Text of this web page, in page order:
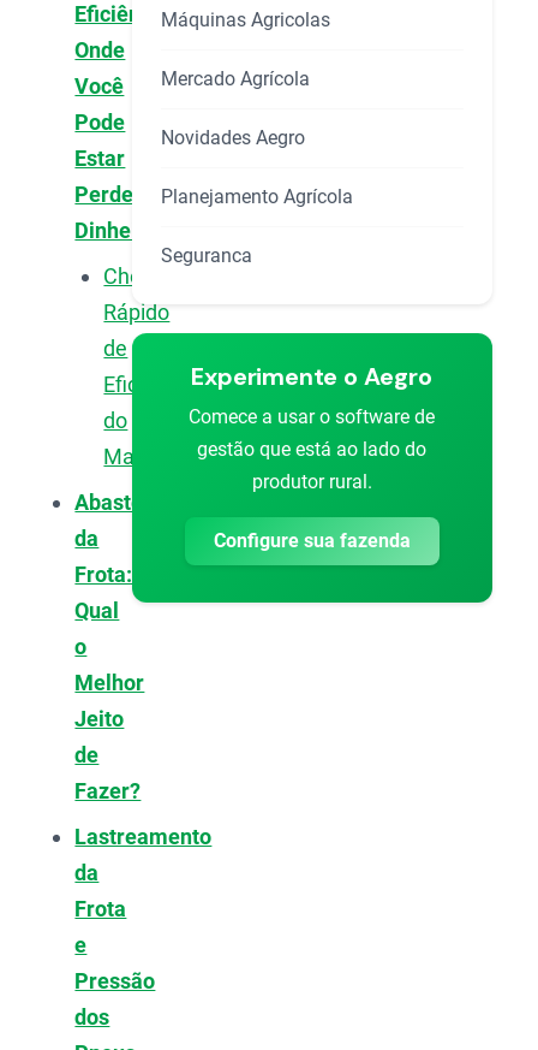
Eficiência:
Onde
Você
Pode
Estar
Perdendo
Dinheiro?
Checklist
Rápido
de
Eficiência
do
Maquinário
Abastecimento
da
Frota:
Qual
o
Melhor
Jeito
de
Fazer?
Lastreamento
da
Frota
e
Pressão
dos
Máquinas Agricolas
Mercado Agrícola
Novidades Aegro
Planejamento Agrícola
Seguranca
Experimente o Aegro
Comece a usar o software de
gestão que está ao lado do
produtor rural.
Configure sua fazenda